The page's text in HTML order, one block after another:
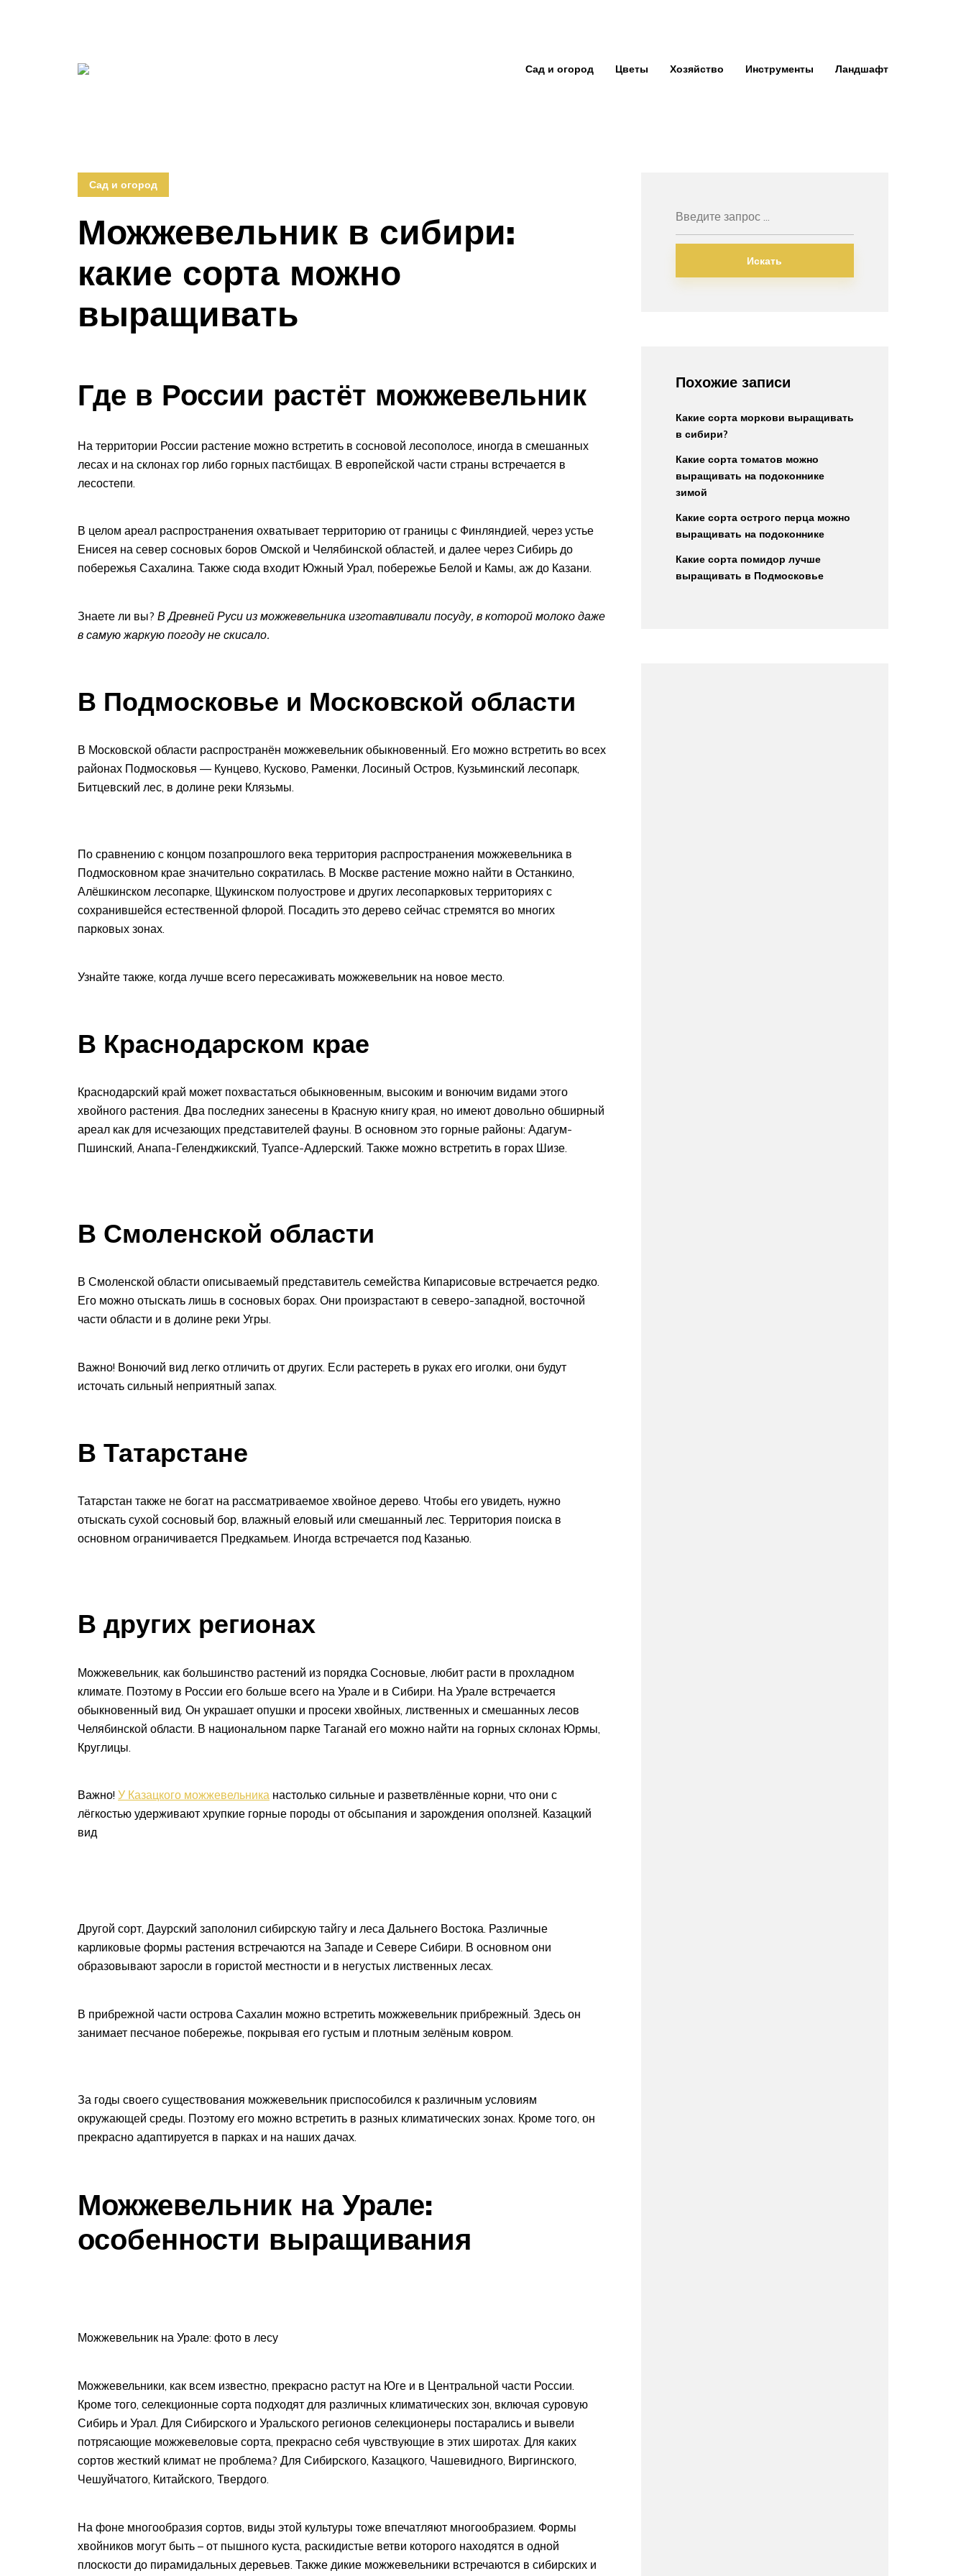
Сад и огород Цветы Хозяйство Инструменты Ландшафт
Сад и огород
Можжевельник в сибири:
какие сорта можно
выращивать
Где в России растёт можжевельник
На территории России растение можно встретить в сосновой лесополосе, иногда в смешанных
лесах и на склонах гор либо горных пастбищах. В европейской части страны встречается в
лесостепи.
В целом ареал распространения охватывает территорию от границы с Финляндией, через устье
Енисея на север сосновых боров Омской и Челябинской областей, и далее через Сибирь до
побережья Сахалина. Также сюда входит Южный Урал, побережье Белой и Камы, аж до Казани.
Знаете ли вы? В Древней Руси из можжевельника изготавливали посуду, в которой молоко даже
в самую жаркую погоду не скисало.
В Подмосковье и Московской области
В Московской области распространён можжевельник обыкновенный. Его можно встретить во всех
районах Подмосковья — Кунцево, Кусково, Раменки, Лосиный Остров, Кузьминский лесопарк,
Битцевский лес, в долине реки Клязьмы.
По сравнению с концом позапрошлого века территория распространения можжевельника в
Подмосковном крае значительно сократилась. В Москве растение можно найти в Останкино,
Алёшкинском лесопарке, Щукинском полуострове и других лесопарковых территориях с
сохранившейся естественной флорой. Посадить это дерево сейчас стремятся во многих
парковых зонах.
Узнайте также, когда лучше всего пересаживать можжевельник на новое место.
В Краснодарском крае
Краснодарский край может похвастаться обыкновенным, высоким и вонючим видами этого
хвойного растения. Два последних занесены в Красную книгу края, но имеют довольно обширный
ареал как для исчезающих представителей фауны. В основном это горные районы: Адагум-
Пшинский, Анапа-Геленджикский, Туапсе-Адлерский. Также можно встретить в горах Шизе.
В Смоленской области
В Смоленской области описываемый представитель семейства Кипарисовые встречается редко.
Его можно отыскать лишь в сосновых борах. Они произрастают в северо-западной, восточной
части области и в долине реки Угры.
Важно! Вонючий вид легко отличить от других. Если растереть в руках его иголки, они будут
источать сильный неприятный запах.
В Татарстане
Татарстан также не богат на рассматриваемое хвойное дерево. Чтобы его увидеть, нужно
отыскать сухой сосновый бор, влажный еловый или смешанный лес. Территория поиска в
основном ограничивается Предкамьем. Иногда встречается под Казанью.
В других регионах
Можжевельник, как большинство растений из порядка Сосновые, любит расти в прохладном
климате. Поэтому в России его больше всего на Урале и в Сибири. На Урале встречается
обыкновенный вид. Он украшает опушки и просеки хвойных, лиственных и смешанных лесов
Челябинской области. В национальном парке Таганай его можно найти на горных склонах Юрмы,
Круглицы.
Важно! У Казацкого можжевельника настолько сильные и разветвлённые корни, что они с
лёгкостью удерживают хрупкие горные породы от обсыпания и зарождения оползней. Казацкий
вид
Другой сорт, Даурский заполонил сибирскую тайгу и леса Дальнего Востока. Различные
карликовые формы растения встречаются на Западе и Севере Сибири. В основном они
образовывают заросли в гористой местности и в негустых лиственных лесах.
В прибрежной части острова Сахалин можно встретить можжевельник прибрежный. Здесь он
занимает песчаное побережье, покрывая его густым и плотным зелёным ковром.
За годы своего существования можжевельник приспособился к различным условиям
окружающей среды. Поэтому его можно встретить в разных климатических зонах. Кроме того, он
прекрасно адаптируется в парках и на наших дачах.
Можжевельник на Урале:
особенности выращивания
Можжевельник на Урале: фото в лесу
Можжевельники, как всем известно, прекрасно растут на Юге и в Центральной части России.
Кроме того, селекционные сорта подходят для различных климатических зон, включая суровую
Сибирь и Урал. Для Сибирского и Уральского регионов селекционеры постарались и вывели
потрясающие можжевеловые сорта, прекрасно себя чувствующие в этих широтах. Для каких
сортов жесткий климат не проблема? Для Сибирского, Казацкого, Чашевидного, Виргинского,
Чешуйчатого, Китайского, Твердого.
На фоне многообразия сортов, виды этой культуры тоже впечатляют многообразием. Формы
хвойников могут быть – от пышного куста, раскидистые ветви которого находятся в одной
плоскости до пирамидальных деревьев. Также дикие можжевельники встречаются в сибирских и
Искать
Похожие записи
Какие сорта моркови выращивать
в сибири?
Какие сорта томатов можно
выращивать на подоконнике
зимой
Какие сорта острого перца можно
выращивать на подоконнике
Какие сорта помидор лучше
выращивать в Подмосковье